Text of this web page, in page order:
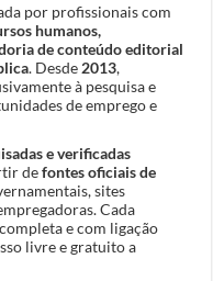
por profissionais com
humanos,
de conteúdo editorial
. Desde 2013,
à pesquisa e
de emprego e
e verificadas
defontes oficiais de
sites
Cada
e com ligação
livre e gratuito a